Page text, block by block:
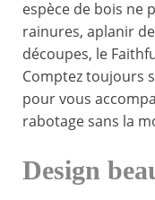
espèce de bois ne
rainures, aplanir
découpes, le
Comptez toujours
pour vous
rabotage sans la
Design